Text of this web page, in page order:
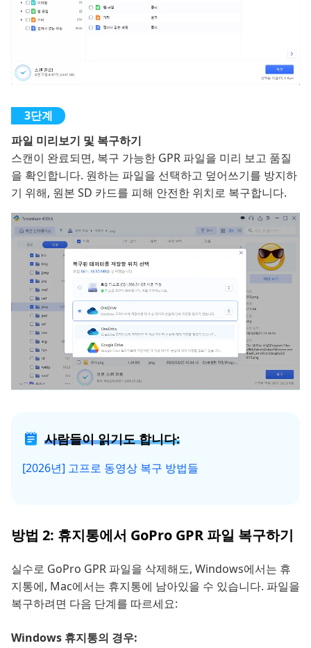
파일 미리보기 및 복구하기
스캔이 완료되면, 복구 가능한 GPR 파일을 미리 보고 품질
을 확인합니다. 원하는 파일을 선택하고 덮어쓰기를 방지하
기 위해, 원본 SD 카드를 피해 안전한 위치로 복구합니다.
사람들이 읽기도 합니다:
[2026년] 고프로 동영상 복구 방법들
방법 2: 휴지통에서 GoPro GPR 파일 복구하기
실수로 GoPro GPR 파일을 삭제해도, Windows에서는 휴
지통에, Mac에서는 휴지통에 남아있을 수 있습니다. 파일을
복구하려면 다음 단계를 따르세요:
Windows 휴지통의 경우: